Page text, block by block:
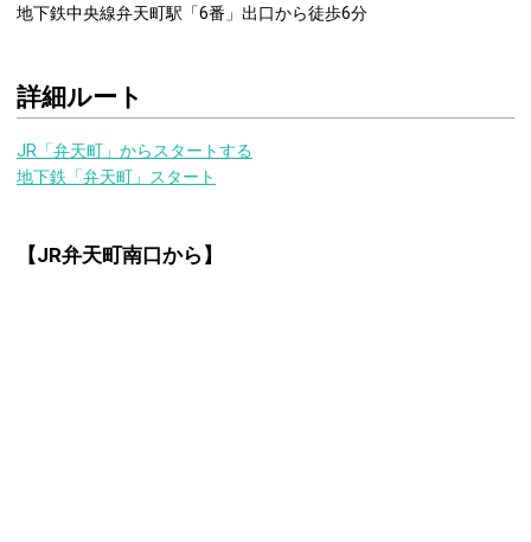
地下鉄中央線弁天町駅「6番」出口から徒歩6分
詳細ルート
JR「弁天町」からスタートする
地下鉄「弁天町」スタート
【JR弁天町南口から】